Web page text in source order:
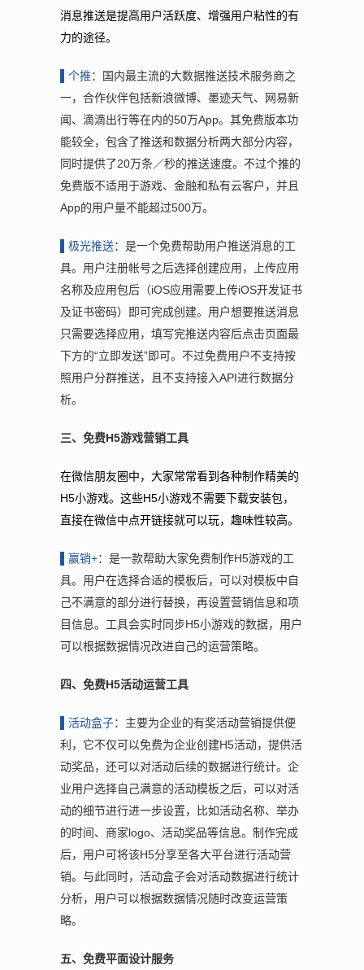
消息推送是提高用户活跃度、增强用户粘性的有
力的途径。
▌个推：国内最主流的大数据推送技术服务商之
一，合作伙伴包括新浪微博、墨迹天气、网易新
闻、滴滴出行等在内的50万App。其免费版本功
能较全，包含了推送和数据分析两大部分内容，
同时提供了20万条／秒的推送速度。不过个推的
免费版不适用于游戏、金融和私有云客户，并且
App的用户量不能超过500万。
▌极光推送：是一个免费帮助用户推送消息的工
具。用户注册帐号之后选择创建应用，上传应用
名称及应用包后（iOS应用需要上传iOS开发证书
及证书密码）即可完成创建。用户想要推送消息
只需要选择应用，填写完推送内容后点击页面最
下方的“立即发送”即可。不过免费用户不支持按
照用户分群推送，且不支持接入API进行数据分
析。
三、免费H5游戏营销工具
在微信朋友圈中，大家常常看到各种制作精美的
H5小游戏。这些H5小游戏不需要下载安装包，
直接在微信中点开链接就可以玩，趣味性较高。
▌赢销+：是一款帮助大家免费制作H5游戏的工
具。用户在选择合适的模板后，可以对模板中自
己不满意的部分进行替换，再设置营销信息和项
目信息。工具会实时同步H5小游戏的数据，用户
可以根据数据情况改进自己的运营策略。
四、免费H5活动运营工具
▌活动盒子：主要为企业的有奖活动营销提供便
利，它不仅可以免费为企业创建H5活动，提供活
动奖品，还可以对活动后续的数据进行统计。企
业用户选择自己满意的活动模板之后，可以对活
动的细节进行进一步设置，比如活动名称、举办
的时间、商家logo、活动奖品等信息。制作完成
后，用户可将该H5分享至各大平台进行活动营
销。与此同时，活动盒子会对活动数据进行统计
分析，用户可以根据数据情况随时改变运营策
略。
五、免费平面设计服务